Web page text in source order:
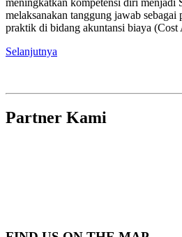
melaksanakan tanggung jawab sebagai
praktik di bidang akuntansi biaya (Cost
Selanjutnya
Partner Kami